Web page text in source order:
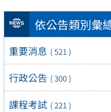
依公告類別彙
重要消息 ( 521 )
行政公告 ( 300 )
課程考試 ( 221 )